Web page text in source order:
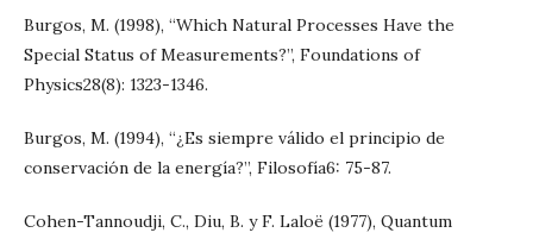
Burgos, M. (1998), “Which Natural Processes Have the
Special Status of Measurements?”, Foundations of
Physics28(8): 1323-1346.
Burgos, M. (1994), “¿Es siempre válido el principio de
conservación de la energía?”, Filosofía6: 75-87.
Cohen-Tannoudji, C., Diu, B. y F. Laloë (1977), Quantum